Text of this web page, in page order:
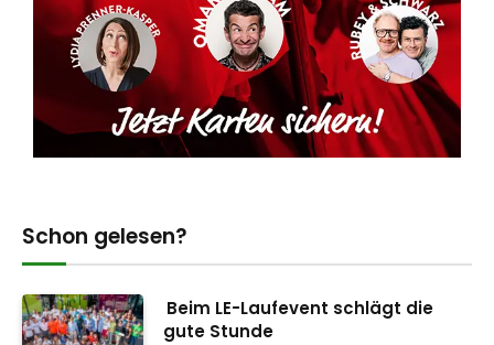
Schon gelesen?
Beim LE-Laufevent schlägt die
gute Stunde